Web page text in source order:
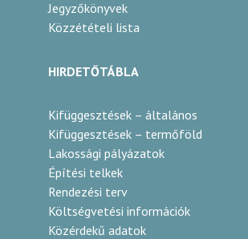
Jegyzőkönyvek
Közzétételi lista
HIRDETŐTÁBLA
Kifüggesztések – általános
Kifüggesztések – termőföld
Lakossági pályázatok
Építési telkek
Rendezési terv
Költségvetési információk
Közérdekű adatok